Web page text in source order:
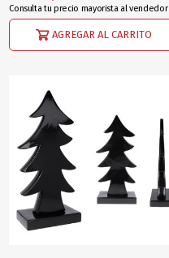
AGREGAR AL CARRITO
Consulta tu precio mayorista al vendedor